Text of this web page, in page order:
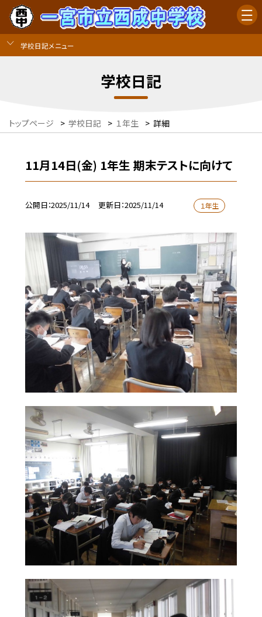
学校日記メニュー
学校日記
トップページ > 学校日記 > １年生 > 詳細
11月14日(金) 1年生 期末テストに向けて
公開日 2025/11/14 更新日 2025/11/14 １年生